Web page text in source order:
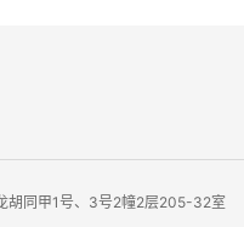
胡同甲1号、3号2幢2层205-32室